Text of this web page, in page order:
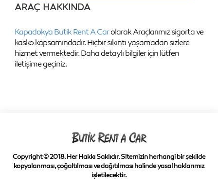
ARAÇ HAKKINDA
Kapadokya Butik Rent A Carolarak Araçlarımız sigorta ve
kasko kapsamındadır. Hiçbir sıkıntı yaşamadan sizlere
hizmet vermektedir. Daha detaylı bilgiler için lütfen
iletişime geçiniz.
Copyright © 2018. Her Hakkı Saklıdır. Sitemizin herhangi bir şekilde
kopyalanması, çoğaltılması ve dağıtılması halinde yasal haklarımız
işletilecektir.